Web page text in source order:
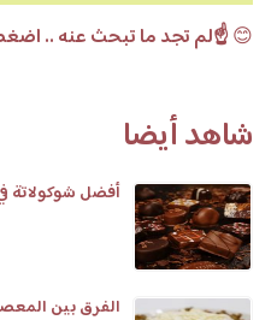
😊☝️لم تجد ما تبحث عنه ..
شاهد أيضا
أفضل شوكولاتة في
الفرق بين